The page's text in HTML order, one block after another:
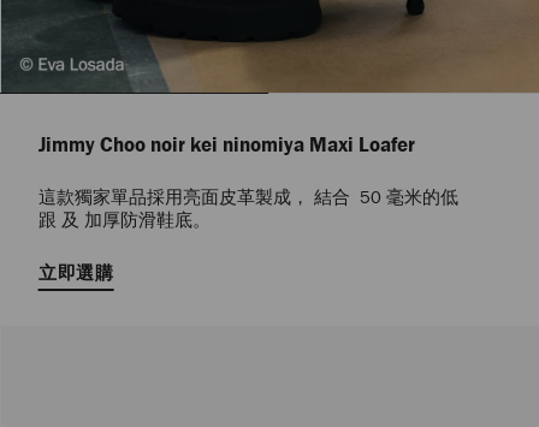
Jimmy Choo noir kei ninomiya Maxi Loafer
這款獨家單品採用亮面皮革製成， 結合 50 毫米的低
跟 及 加厚防滑鞋底。
立即選購